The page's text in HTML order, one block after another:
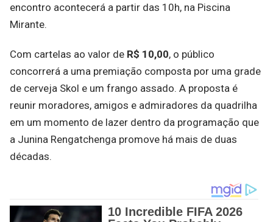
encontro acontecerá a partir das 10h, na Piscina
Mirante.
Com cartelas ao valor de R$ 10,00, o público
concorrerá a uma premiação composta por uma grade
de cerveja Skol e um frango assado. A proposta é
reunir moradores, amigos e admiradores da quadrilha
em um momento de lazer dentro da programação que
a Junina Rengatchenga promove há mais de duas
décadas.